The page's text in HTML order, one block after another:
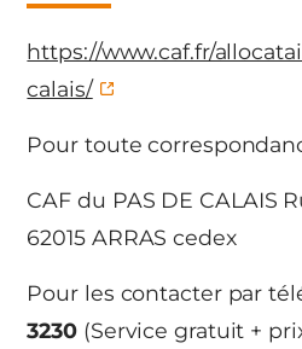
https://www.caf.fr/
calais/
Pour toute
CAF du PAS DE CALAIS
62015 ARRAS cedex
Pour les contacter par
3230 (Service gratuit +